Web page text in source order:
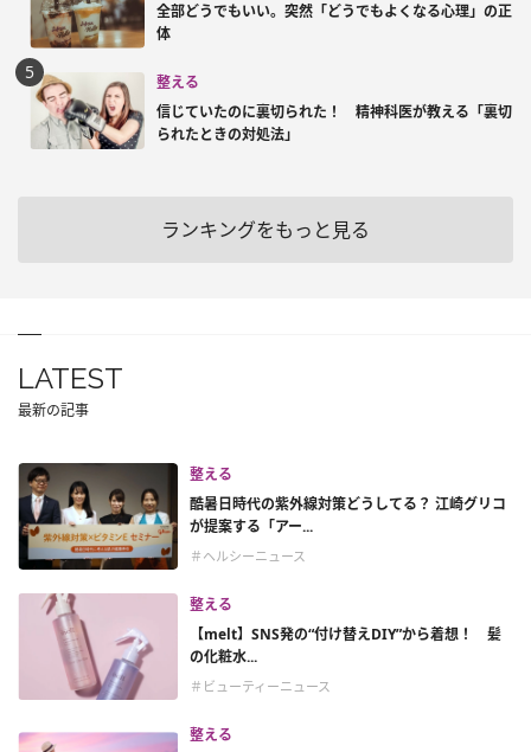
全部どうでもいい。突然「どうでもよくなる心理」の正
体
整える
信じていたのに裏切られた！ 精神科医が教える「裏切
られたときの対処法」
ランキングをもっと見る
LATEST
最新の記事
整える
酷暑日時代の紫外線対策どうしてる？ 江崎グリコ
が提案する「アー...
＃ヘルシーニュース
整える
【melt】SNS発の“付け替えDIY”から着想！ 髪
の化粧水...
＃ビューティーニュース
整える